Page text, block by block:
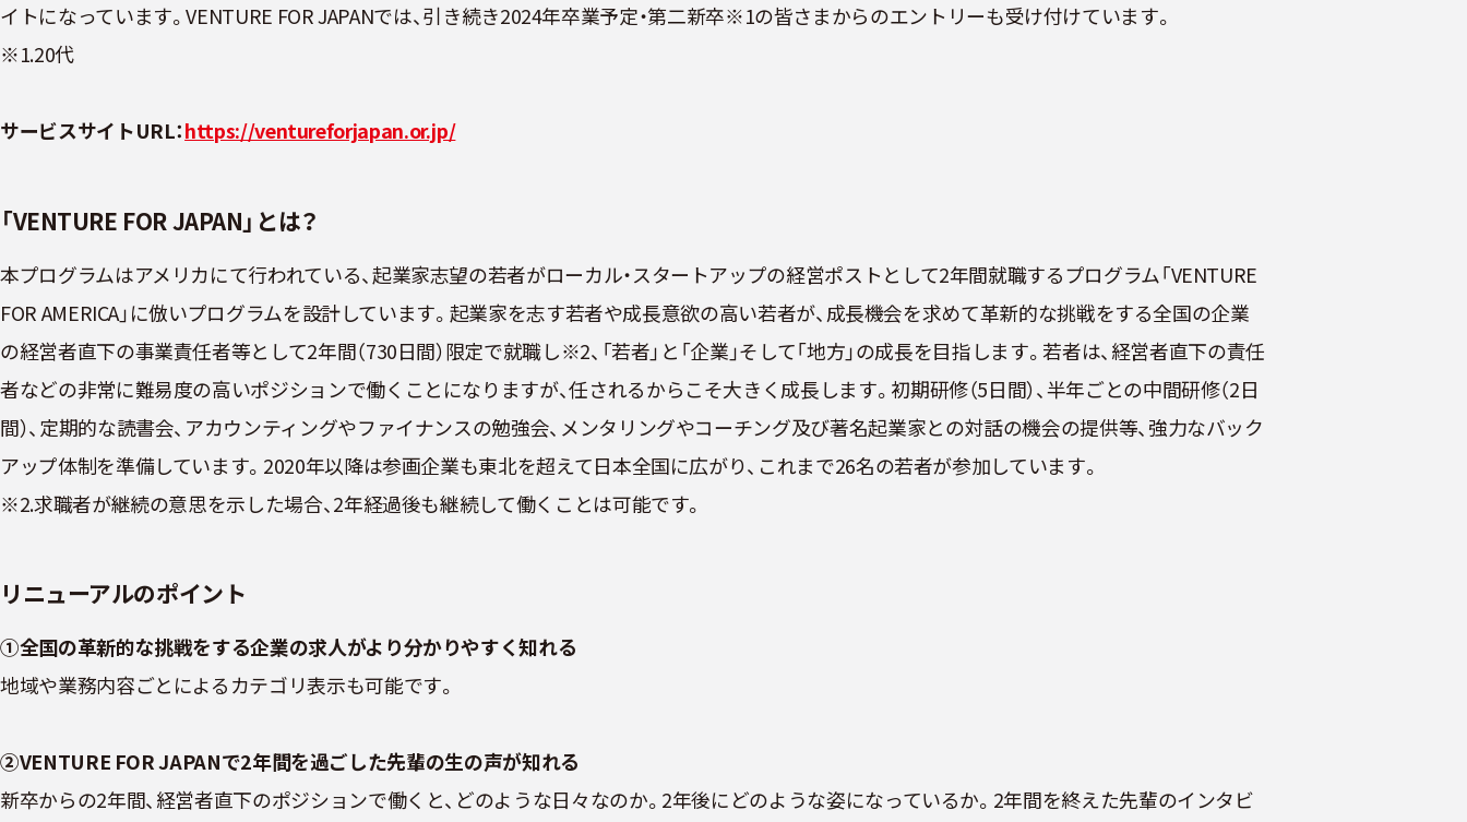
イトになっています。VENTURE FOR JAPANでは、引き続き2024年卒業予定・第二新卒※1の皆さまからのエントリーも受け付けています。
※1.20代
サービスサイトURL：https://ventureforjapan.or.jp/
「VENTURE FOR JAPAN」とは？
本プログラムはアメリカにて行われている、起業家志望の若者がローカル・スタートアップの経営ポストとして2年間就職するプログラム「VENTURE
FOR AMERICA」に倣いプログラムを設計しています。起業家を志す若者や成長意欲の高い若者が、成長機会を求めて革新的な挑戦をする全国の企業
の経営者直下の事業責任者等として2年間（730日間）限定で就職し※2、「若者」と「企業」そして「地方」の成長を目指します。若者は、経営者直下の責任
者などの非常に難易度の高いポジションで働くことになりますが、任されるからこそ大きく成長します。初期研修（5日間）、半年ごとの中間研修（2日
間）、定期的な読書会、アカウンティングやファイナンスの勉強会、メンタリングやコーチング及び著名起業家との対話の機会の提供等、強力なバック
アップ体制を準備しています。2020年以降は参画企業も東北を超えて日本全国に広がり、これまで26名の若者が参加しています。
※2.求職者が継続の意思を示した場合、2年経過後も継続して働くことは可能です。
リニューアルのポイント
①全国の革新的な挑戦をする企業の求人がより分かりやすく知れる
地域や業務内容ごとによるカテゴリ表示も可能です。
②VENTURE FOR JAPANで2年間を過ごした先輩の生の声が知れる
新卒からの2年間、経営者直下のポジションで働くと、どのような日々なのか。2年後にどのような姿になっているか。2年間を終えた先輩のインタビ